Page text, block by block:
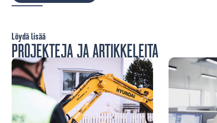
PROJEKTEJA JA ARTIKKELEITA
Löydä lisää